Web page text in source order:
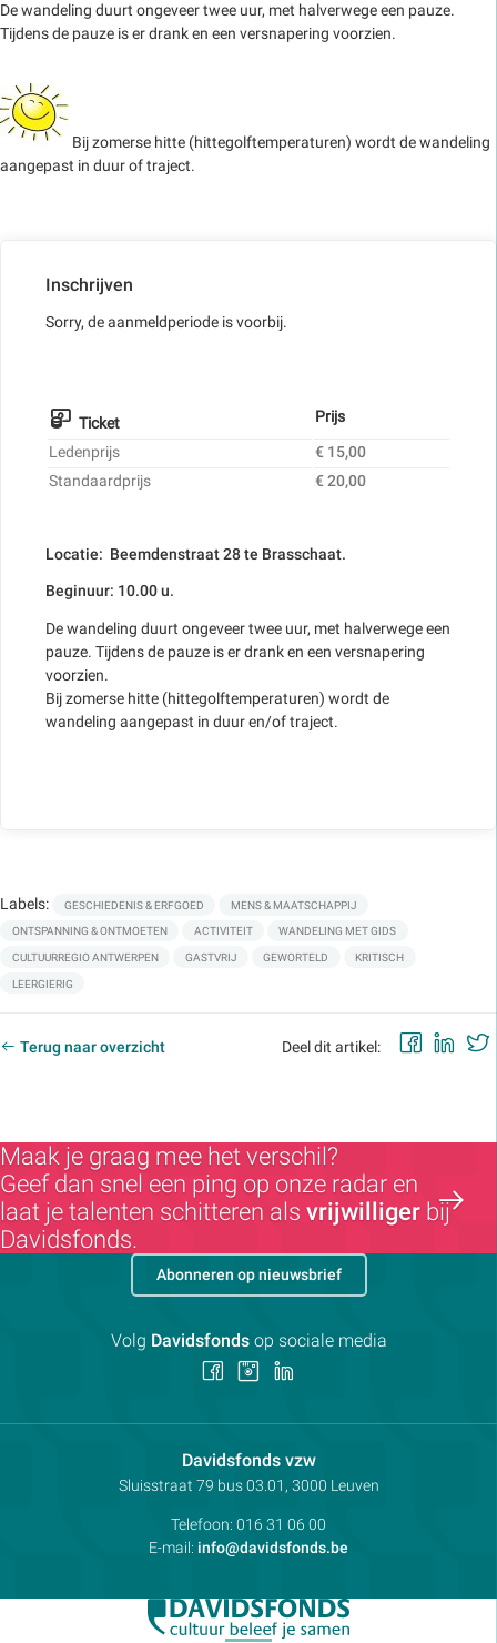
De wandeling duurt ongeveer twee uur, met halverwege een pauze.
Tijdens de pauze is er drank en een versnapering voorzien.
Bij zomerse hitte (hittegolftemperaturen) wordt de wandeling
aangepast in duur of traject.
Inschrijven
Sorry, de aanmeldperiode is voorbij.
Ticket
Prijs
Ledenprijs
€ 15,00
Standaardprijs
€ 20,00
Locatie: Beemdenstraat 28 te Brasschaat.
Beginuur: 10.00 u.
De wandeling duurt ongeveer twee uur, met halverwege een
pauze. Tijdens de pauze is er drank en een versnapering
voorzien.
Bij zomerse hitte (hittegolftemperaturen) wordt de
wandeling aangepast in duur en/of traject.
Labels: GESCHIEDENIS & ERFGOED MENS & MAATSCHAPPIJ
ONTSPANNING & ONTMOETEN ACTIVITEIT WANDELING MET GIDS
CULTUURREGIO ANTWERPEN GASTVRIJ GEWORTELD KRITISCH
LEERGIERIG
Terug naar overzicht Deel dit artikel:
Maak je graag mee het verschil?
Geef dan snel een ping op onze radar en
laat je talenten schitteren als vrijwilliger bij
Davidsfonds.
Davidsfonds vzwContactpersoon:
Adres:
Sluisstraat 79 bus 03.01, 3000 Leuven
Telefoon: 016 31 06 00
E-mail: info@davidsfonds.be
Abonneren op nieuwsbrief
Volg Davidsfondsop sociale media
Volg Volg